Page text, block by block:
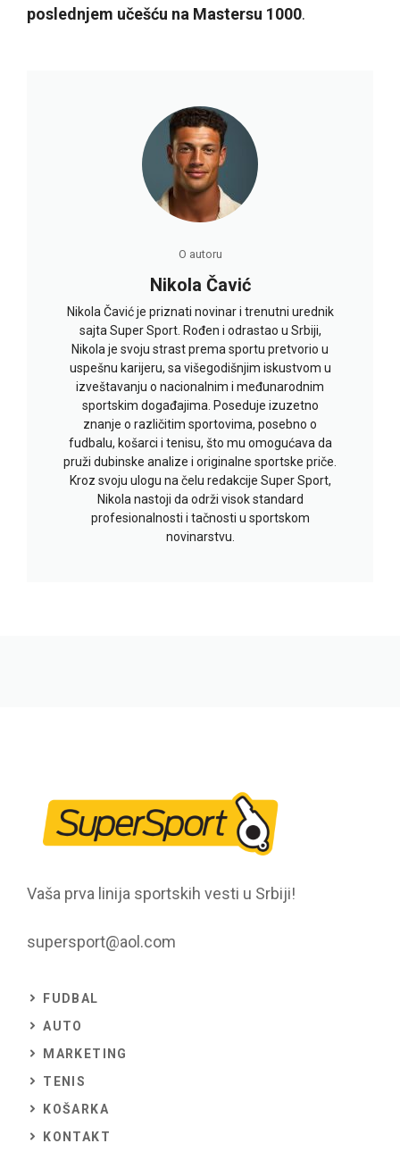
poslednjem učešću na Mastersu 1000.
O autoru
Nikola Čavić
Nikola Čavić je priznati novinar i trenutni urednik
sajta Super Sport. Rođen i odrastao u Srbiji,
Nikola je svoju strast prema sportu pretvorio u
uspešnu karijeru, sa višegodišnjim iskustvom u
izveštavanju o nacionalnim i međunarodnim
sportskim događajima. Poseduje izuzetno
znanje o različitim sportovima, posebno o
fudbalu, košarci i tenisu, što mu omogućava da
pruži dubinske analize i originalne sportske priče.
Kroz svoju ulogu na čelu redakcije Super Sport,
Nikola nastoji da održi visok standard
profesionalnosti i tačnosti u sportskom
novinarstvu.
Vaša prva linija sportskih vesti u Srbiji!
supersport@aol.com
FUDBAL
AUTO
MARKETING
TENIS
KOŠARKA
KONTAKT